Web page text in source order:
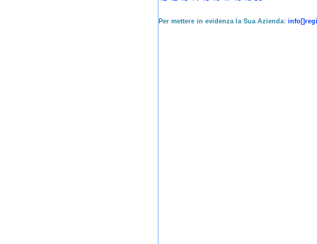
Per mettere in evidenza la Sua Azienda: